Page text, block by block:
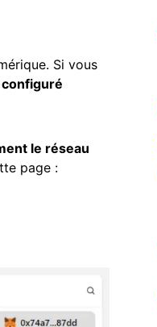
Si vous
le réseau
page :